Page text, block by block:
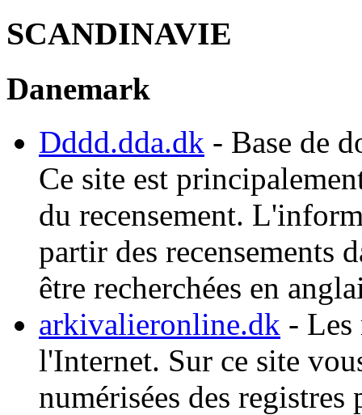
SCANDINAVIE
Danemark
Dddd.dda.dk - Base de
Ce site est
du recensement.
partir des recensements
être recherchées en
arkivalieronline.dk - Les
l'Internet. Sur ce site
numérisées des registres